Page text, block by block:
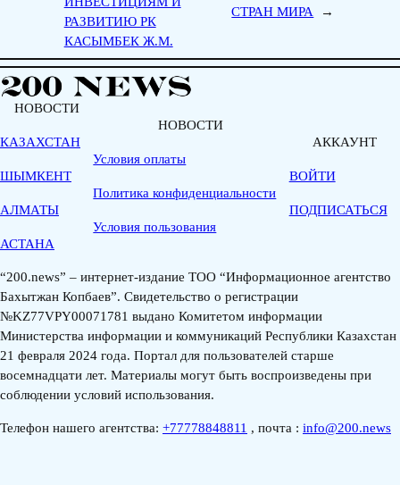
РАЗВИТИЮ РК
КАСЫМБЕК Ж.М.
СТРАН МИРА
→
НОВОСТИ
КАЗАХСТАН
ШЫМКЕНТ
АЛМАТЫ
АСТАНА
НОВОСТИ
Условия оплаты
Политика конфиденциальности
Условия пользования
АККАУНТ
ВОЙТИ
ПОДПИСАТЬСЯ
“200.news” – интернет-издание ТОО “Информационное агентство
Бахытжан Копбаев”. Свидетельство о регистрации
№KZ77VPY00071781 выдано Комитетом информации
Министерства информации и коммуникаций Республики Казахстан
21 февраля 2024 года. Портал для пользователей старше
восемнадцати лет. Материалы могут быть воспроизведены при
соблюдении условий использования.
Телефон нашего агентства: +77778848811 , почта : info@200.news